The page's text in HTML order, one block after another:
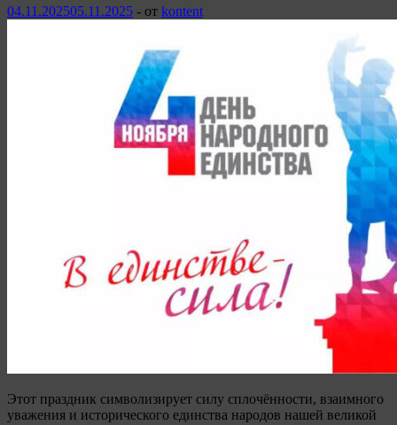
04.11.202505.11.2025 - от kontent
Этот праздник символизирует силу сплочённости, взаимного
уважения и исторического единства народов нашей великой